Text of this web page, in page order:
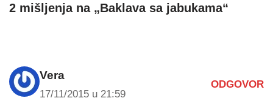
2 mišljenja na „Baklava sa jabukama“
Vera
17/11/2015 u 21:59
ODGOVOR